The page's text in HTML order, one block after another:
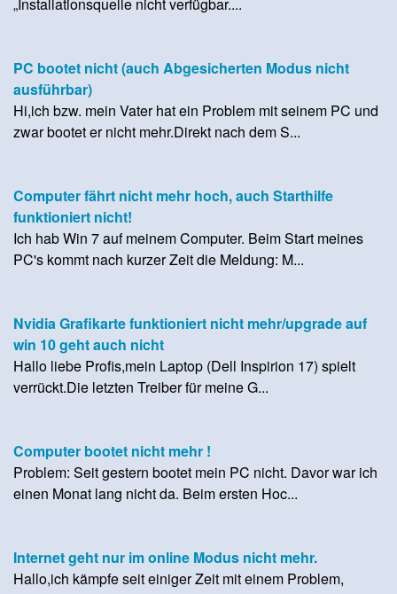
PC bootet nicht (auch Abgesicherten Modus nicht
ausführbar)
Hi,ich bzw. mein Vater hat ein Problem mit seinem PC und
zwar bootet er nicht mehr.Direkt nach dem S...
Computer fährt nicht mehr hoch, auch Starthilfe
funktioniert nicht!
Ich hab Win 7 auf meinem Computer. Beim Start meines
PC's kommt nach kurzer Zeit die Meldung: M...
Nvidia Grafikarte funktioniert nicht mehr/upgrade auf
win 10 geht auch nicht
Hallo liebe Profis,mein Laptop (Dell Inspirion 17) spielt
verrückt.Die letzten Treiber für meine G...
Computer bootet nicht mehr !
Problem: Seit gestern bootet mein PC nicht. Davor war ich
einen Monat lang nicht da. Beim ersten Hoc...
Internet geht nur im online Modus nicht mehr.
Hallo,ich kämpfe seit einiger Zeit mit einem Problem,